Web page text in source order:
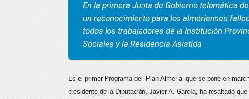
En la primera Junta de Gobierno telemática
un reconocimiento para los almerienses
todos los trabajadores de la Institución
Sociales y la Residencia Asistida
Es el primer Programa del ‘Plan Almería’ que se pone en
presidente de la Diputación, Javier A. García, ha resaltado